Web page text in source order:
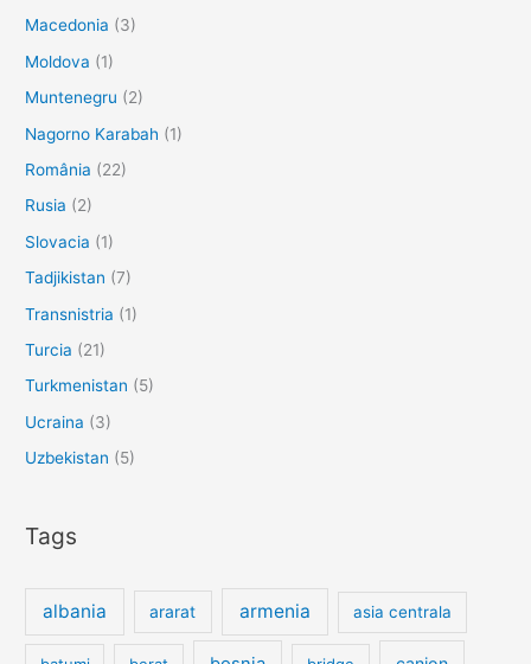
Macedonia (3)
Moldova (1)
Muntenegru (2)
Nagorno Karabah (1)
România (22)
Rusia (2)
Slovacia (1)
Tadjikistan (7)
Transnistria (1)
Turcia (21)
Turkmenistan (5)
Ucraina (3)
Uzbekistan (5)
Tags
albania ararat armenia asia centrala